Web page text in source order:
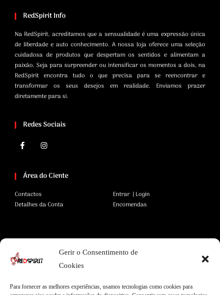
Gerir o Consentimento de
Cookies
Para fornecer as melhores experiências, usamos tecnologias como cookies para
RedSpirit Info
Na RedSpirit, acreditamos que a sensualidade é uma expressão única
de liberdade e auto conhecimento. A nossa loja oferece uma seleção
cuidadosa de produtos que despertam os sentidos e alimentam a
paixão. Seja para surpreender ou intensificar os momentos a dois, na
RedSpirit encontra tudo o que precisa para se reencontrar e
transformar os seus desejos em realidade. Enviamos prazer
diretamente para si.
Redes Sociais
Área do Ciente
Contactos
Detalhes da Conta
Entrar | Login
Encomendas
Termos e Condições
Cookies
Livro de Reclamações